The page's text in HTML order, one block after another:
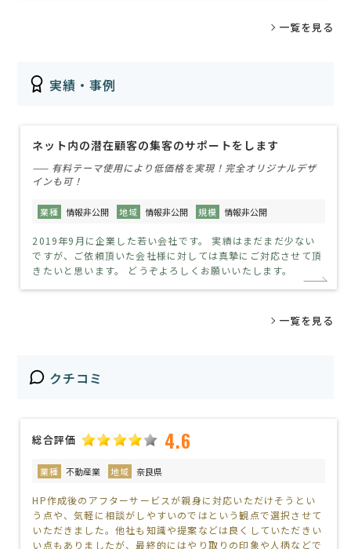
一覧を見る
実績・事例
ネット内の潜在顧客の集客のサポートをします
—— 有料テーマ使用により低価格を実現！完全オリジナルデザ
インも可！
業種 情報非公開 地域 情報非公開 規模 情報非公開
2019年9月に企業した若い会社です。 実績はまだまだ少ない
ですが、ご依頼頂いた会社様に対しては真摯にご対応させて頂
きたいと思います。 どうぞよろしくお願いいたします。
一覧を見る
クチコミ
総合評価 4.6
業種 不動産業 地域 奈良県
HP作成後のアフターサービスが親身に対応いただけそうとい
う点や、気軽に相談がしやすいのではという観点で選択させて
いただきました。他社も知識や提案などは良くしていただきい
い点もありましたが、最終的にはやり取りの印象や人柄などで